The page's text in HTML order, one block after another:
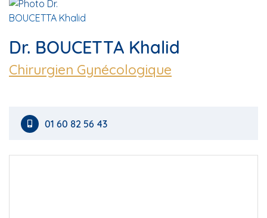
Dr. BOUCETTA Khalid
Chirurgien Gynécologique
01 60 82 56 43